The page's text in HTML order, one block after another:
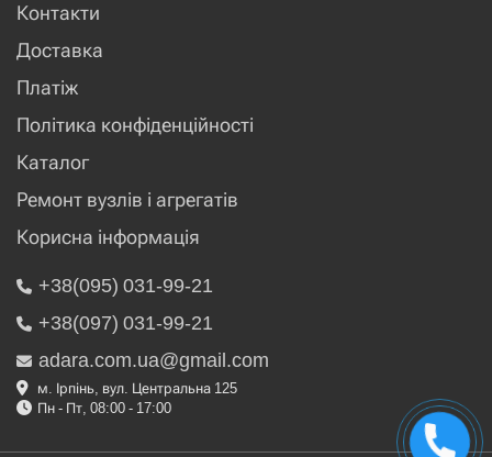
Контакти
Доставка
Платіж
Політика конфіденційності
Каталог
Ремонт вузлів і агрегатів
Корисна інформація
+38(095) 031-99-21
+38(097) 031-99-21
adara.com.ua@gmail.com
м. Ірпінь, вул. Центральна 125
Пн - Пт, 08:00 - 17:00